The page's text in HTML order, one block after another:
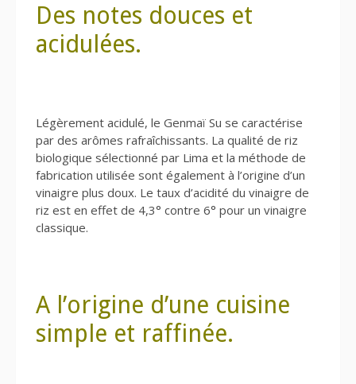
Des notes douces et
acidulées.
Légèrement acidulé, le Genmaï Su se caractérise
par des arômes rafraîchissants. La qualité de riz
biologique sélectionné par Lima et la méthode de
fabrication utilisée sont également à l’origine d’un
vinaigre plus doux. Le taux d’acidité du vinaigre de
riz est en effet de 4,3° contre 6° pour un vinaigre
classique.
A l’origine d’une cuisine
simple et raffinée.